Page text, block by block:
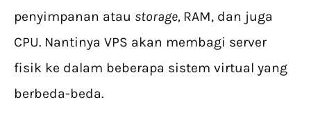
penyimpanan atau storage, RAM, dan juga
CPU. Nantinya VPS akan membagi server
fisik ke dalam beberapa sistem virtual yang
berbeda-beda.